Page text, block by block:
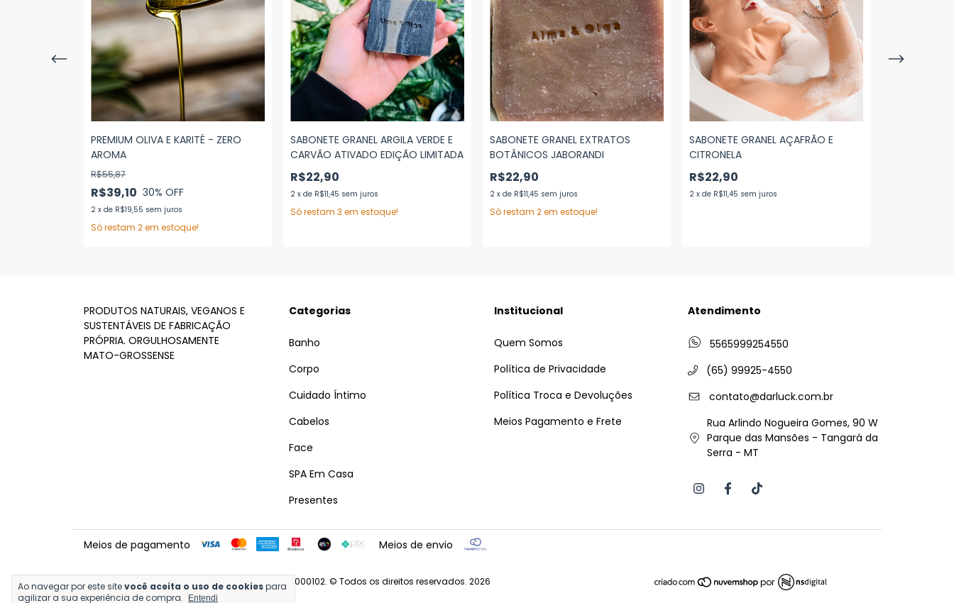
Ao navegar por este sitevocê aceita o uso de cookiespara
agilizar a sua experiência de compra.
Entendi
PREMIUM OLIVA E KARITÉ - ZERO
AROMA
R$39,10
R$55,87
30% OFF
2 x de R$19,55 sem juros
Só restam 2em estoque!
SABONETE GRANEL ARGILA VERDE E
CARVÃO ATIVADO EDIÇÃO LIMITADA
R$22,90
2 x de R$11,45 sem juros
Só restam 3 em estoque!
SABONETE GRANEL EXTRATOS
BOTÂNICOS JABORANDI
R$22,90
2 x de R$11,45 sem juros
Só restam 2em estoque!
SABONETE GRANEL AÇAFRÃO E
CITRONELA
R$22,90
2 x de R$11,45 sem juros
PRODUTOS NATURAIS, VEGANOS E
SUSTENTÁVEIS DE FABRICAÇÃO
PRÓPRIA. ORGULHOSAMENTE
MATO-GROSSENSE
Categorias
Banho
Corpo
Cuidado Íntimo
Cabelos
Face
SPA Em Casa
Presentes
Institucional
Quem Somos
Política de Privacidade
Política Troca e Devoluções
Meios Pagamento e Frete
Atendimento
5565999254550
(65) 99925-4550
contato@darluck.com.br
Rua Arlindo Nogueira Gomes, 90 W
Parque das Mansões - Tangará da
Serra - MT
Meios de pagamento Meios de envio
DARLUCK SABOARIA E COSMETICA LTDA - 15192203000102. © Todos os direitos reservados. 2026 por